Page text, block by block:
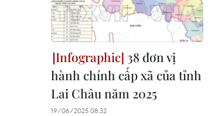
38 đơn vị
hành chính cấp xã của tỉnh
Lai Châu năm 2025
19/06/2025 08:32